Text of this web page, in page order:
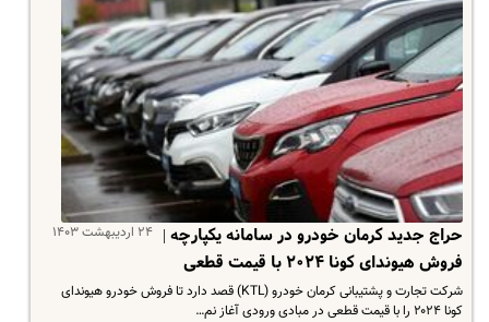
۲۴ اردیبهشت ۱۴۰۳ حراج جدید کرمان خودرو در سامانه یکپارچه |
فروش هیوندای کونا ۲۰۲۴ با قیمت قطعی
شرکت تجارت و پشتیبانی کرمان خودرو (KTL) قصد دارد تا فروش خودرو هیوندای
کونا ۲۰۲۴ را با قیمت قطعی در مبادی ورودی آغاز نم…